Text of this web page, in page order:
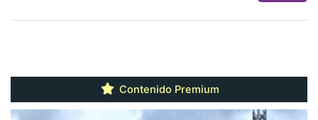
Contenido Premium